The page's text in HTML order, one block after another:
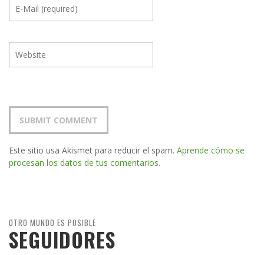
Este sitio usa Akismet para reducir el spam. Aprende cómo se
procesan los datos de tus comentarios.
OTRO MUNDO ES POSIBLE
SEGUIDORES